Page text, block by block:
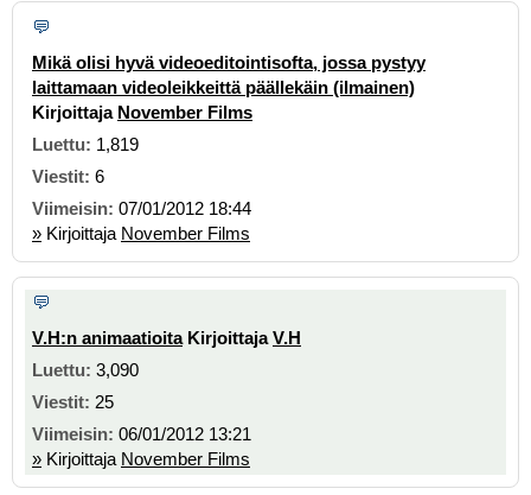
Mikä olisi hyvä videoeditointisofta, jossa pystyy
laittamaan videoleikkeittä päällekäin (ilmainen)
Kirjoittaja November Films
1,819
6
07/01/2012 18:44
» Kirjoittaja November Films
V.H:n animaatioita KirjoittajaV.H
3,090
25
06/01/2012 13:21
» Kirjoittaja November Films